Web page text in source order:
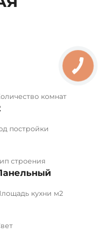
комнат
постройки
строения
кухни м2